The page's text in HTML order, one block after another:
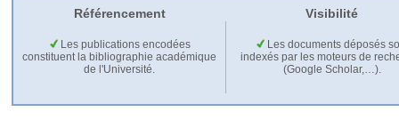
Référencement Visibilité
Les publications encodées
constituent la bibliographie académique
de l'Université.
Les documents déposés
indexés par les moteurs de
(Google Scholar,…).